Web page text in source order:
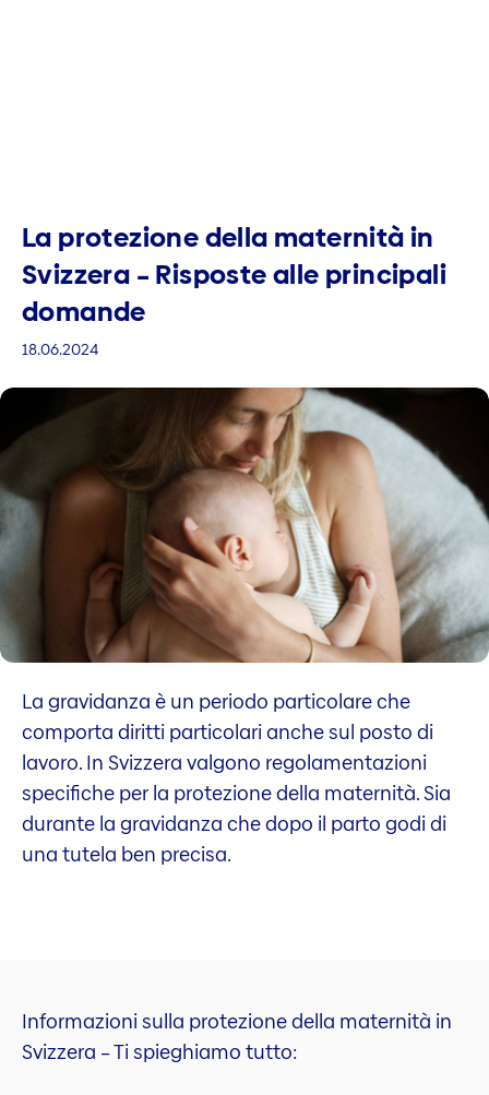
La protezione della maternità in
Svizzera – Risposte alle principali
domande
18.06.2024
La gravidanza è un periodo particolare che
comporta diritti particolari anche sul posto di
lavoro. In Svizzera valgono regolamentazioni
specifiche per la protezione della maternità. Sia
durante la gravidanza che dopo il parto godi di
una tutela ben precisa.
Informazioni sulla protezione della maternità in
Svizzera – Ti spieghiamo tutto: